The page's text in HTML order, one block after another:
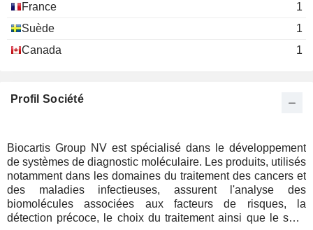
France
1
Suède
1
Canada
1
Profil Société
Biocartis Group NV est spécialisé dans le développement
de systèmes de diagnostic moléculaire. Les produits, utilisés
notamment dans les domaines du traitement des cancers et
des maladies infectieuses, assurent l'analyse des
biomolécules associées aux facteurs de risques, la
détection précoce, le choix du traitement ainsi que le suivi